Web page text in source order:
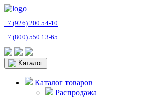
+7 (926) 200 54-10
+7 (800) 550 13-65
Каталог
Каталог товаров
Распродажа